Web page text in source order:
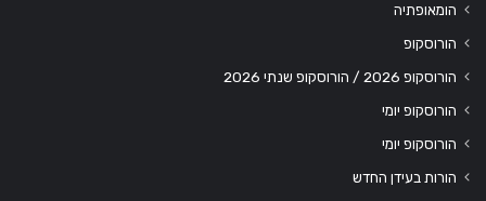
הומאופתיה
הורוסקופ
הורוסקופ 2026 / הורוסקופ שנתי 2026
הורוסקופ יומי
הורוסקופ יומי
הורות בעידן החדש